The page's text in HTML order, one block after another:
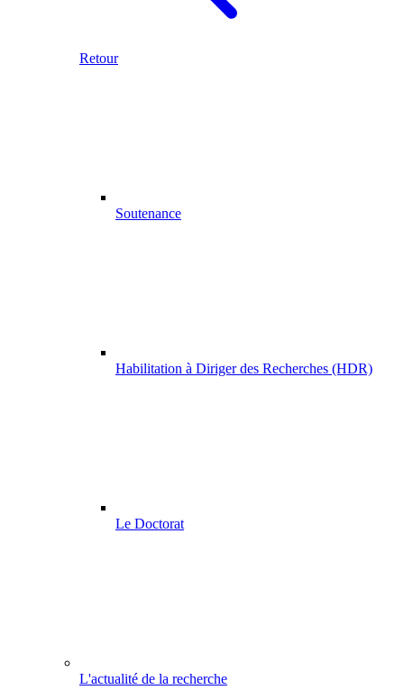
Retour
Soutenance
Habilitation à Diriger des Recherches (HDR)
Le Doctorat
L'actualité de la recherche